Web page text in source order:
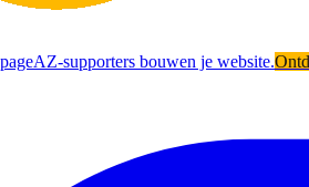
AZ-supporters bouwen je website.